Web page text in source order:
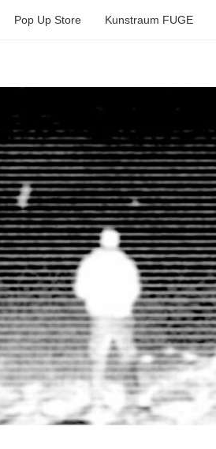
Pop Up Store Kunstraum FUGE